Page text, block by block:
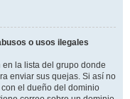
o usos ilegales
la lista del grupo donde
enviar sus quejas. Si así no
el dueño del dominio